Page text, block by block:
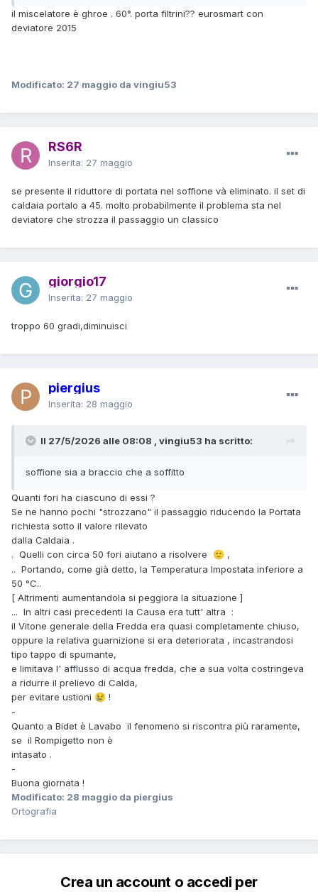
il miscelatore è ghroe . 60°. porta filtrini?? eurosmart con
deviatore 2015
Modificato: 27 maggio da vingiu53
RS6R
Inserita: 27 maggio
se presente il riduttore di portata nel soffione và eliminato. il set di
caldaia portalo a 45. molto probabilmente il problema sta nel
deviatore che strozza il passaggio un classico
giorgio17
Inserita: 27 maggio
troppo 60 gradi,diminuisci
piergius
Inserita: 28 maggio
Il 27/5/2026 alle 08:08 , vingiu53 ha scritto:
soffione sia a braccio che a soffitto
Quanti fori ha ciascuno di essi ?
Se ne hanno pochi "strozzano" il passaggio riducendo la Portata
richiesta sotto il valore rilevato
dalla Caldaia .
. Quelli con circa 50 fori aiutano a risolvere 🙂 ,
.. Portando, come già detto, la Temperatura Impostata inferiore a
50 °C..
[ Altrimenti aumentandola si peggiora la situazione ]
... In altri casi precedenti la Causa era tutt' altra :
il Vitone generale della Fredda era quasi completamente chiuso,
oppure la relativa guarnizione si era deteriorata , incastrandosi
tipo tappo di spumante,
e limitava l' afflusso di acqua fredda, che a sua volta costringeva
a ridurre il prelievo di Calda,
per evitare ustioni 😢 !
-
Quanto a Bidet è Lavabo il fenomeno si riscontra più raramente,
se il Rompigetto non è
intasato .
-
Buona giornata !
Modificato: 28 maggio da piergius
Ortografia
Crea un account o accedi per